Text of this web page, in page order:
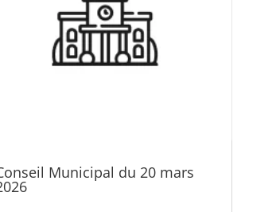
Municipal du 20 mars